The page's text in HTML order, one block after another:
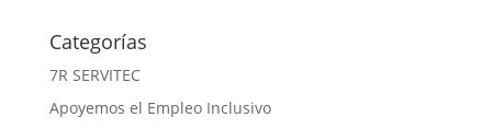
Categorías
7R SERVITEC
Apoyemos el Empleo Inclusivo